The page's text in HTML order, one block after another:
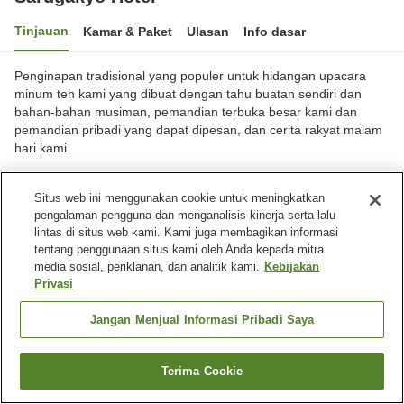
Tinjauan Kamar & Paket Ulasan Info dasar
Penginapan tradisional yang populer untuk hidangan upacara
minum teh kami yang dibuat dengan tahu buatan sendiri dan
bahan-bahan musiman, pemandian terbuka besar kami dan
pemandian pribadi yang dapat dipesan, dan cerita rakyat malam
hari kami.
Lihat di peta
Hebat Ulasan:118
Fasilitas properti
Spa / Salon kecantikan
Kolam renang
Gunma Kota Minakami
Cari kamar
Situs web ini menggunakan cookie untuk meningkatkan
pengalaman pengguna dan menganalisis kinerja serta lalu
lintas di situs web kami. Kami juga membagikan informasi
tentang penggunaan situs kami oleh Anda kepada mitra
media sosial, periklanan, dan analitik kami. Kebijakan
Privasi
Jangan Menjual Informasi Pribadi Saya
Terima Cookie